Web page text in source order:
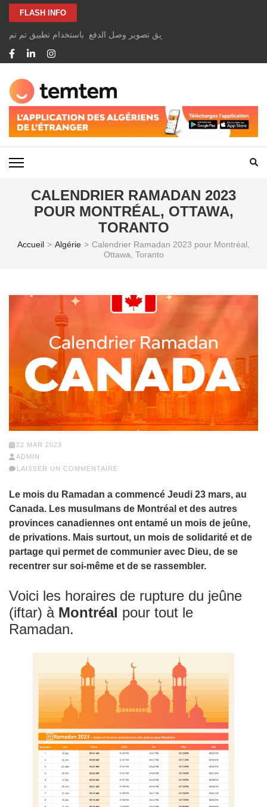
Aller
au
contenu
(Pressez
Entrée)
FLASH INFO
بك بسهولة ومجانًا عن طريق تصوير وصل الدفع باستخدام تطبيق تم تم
TEMTEM NEWS
CALENDRIER RAMADAN 2023
POUR MONTRÉAL, OTTAWA,
TORANTO
Accueil > Algérie > Calendrier Ramadan 2023 pour Montréal,
Ottawa, Toranto
22 MAR 2023
ADMIN
LAISSER UN COMMENTAIRE
Le mois du Ramadan a commencé Jeudi 23 mars, au
Canada. Les musulmans de Montréal et des autres
provinces canadiennes ont entamé un mois de jeûne,
de privations. Mais surtout, un mois de solidarité et de
partage qui permet de communier avec Dieu, de se
recentrer sur soi-même et de se rassembler.
Voici les horaires de rupture du jeûne
(iftar) à Montréal pour tout le
Ramadan.